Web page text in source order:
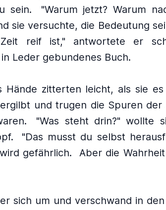
sein.
"Warum jetzt? Warum
sie versuchte, die Bedeutung
reif ist," antwortete er
Leder gebundenes Buch.
Hände zitterten leicht, als sie
und trugen die Spuren der
"Was steht drin?" wollte
"Das musst du selbst
gefährlich.
Aber die
sich um und verschwand in